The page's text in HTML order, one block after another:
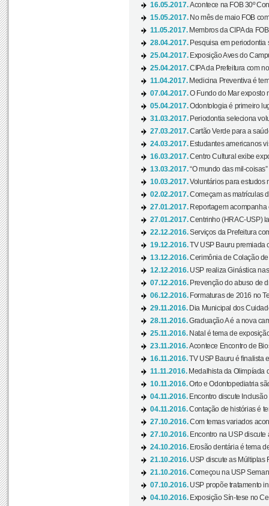
16.05.2017.Acontece na FOB 30º
15.05.2017. No mês de maio FOB
11.05.2017. Membros da CIPA da
28.04.2017. Pesquisa em periodontia
25.04.2017. Exposição Aves do
25.04.2017.CIPA da Prefeitura com
11.04.2017. Medicina Preventiva é
07.04.2017.O Fundo do Mar exposto
05.04.2017.Odontologia é primeiro
31.03.2017. Periodontia seleciona
27.03.2017.Cartão Verde para a
24.03.2017. Estudantes americanos
16.03.2017.Centro Cultural exibe
13.03.2017.“O mundo das mil-
10.03.2017.Voluntários para estudos
02.02.2017.Começam as matrículas
27.01.2017. Reportagem
27.01.2017.Centrinho (HRAC-USP)
22.12.2016.Serviços da Prefeitura
19.12.2016.TV USP Bauru premiada
13.12.2016.Cerimônia de Colação
12.12.2016. USP realiza Ginástica
07.12.2016. Prevenção do abuso de
06.12.2016. Formaturas de 2016 no
29.11.2016. Dia Municipal dos
28.11.2016.Graduação A é a nova
25.11.2016. Natal é tema de
23.11.2016.Acontece Encontro de
16.11.2016.TV USP Bauru é finalista
11.11.2016. Medalhista da Olimpíada
10.11.2016.Orto e Odontopediatria
04.11.2016. Encontro discute
04.11.2016.Contação de histórias é
27.10.2016.Com temas variados
27.10.2016. Encontro na USP discute
24.10.2016. Erosão dentária é tema
21.10.2016. USP discute as Múltiplas
21.10.2016.Começou na USP
07.10.2016. USP propõe tratamento
04.10.2016. Exposição Sín-tese no